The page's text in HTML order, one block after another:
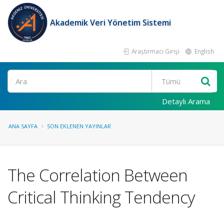
Akademik Veri Yönetim Sistemi
Araştırmacı Girişi English
Ara
Detaylı Arama
ANA SAYFA SON EKLENEN YAYINLAR
The Correlation Between
Critical Thinking Tendency